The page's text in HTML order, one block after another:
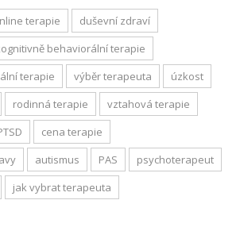
terapie
duševní zdraví
behaviorální terapie
terapie
výběr terapeuta
úzkost
rodinná terapie
vztahová terapie
cena terapie
autismus PAS
psychoterapeut
jak vybrat terapeuta